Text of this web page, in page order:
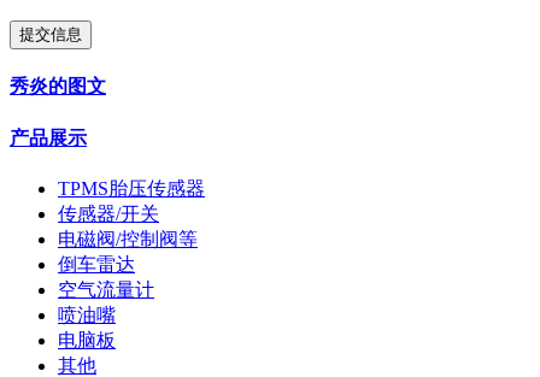
提交信息
秀炎的图文
产品展示
TPMS胎压传感器
传感器/开关
电磁阀/控制阀等
倒车雷达
空气流量计
喷油嘴
电脑板
其他